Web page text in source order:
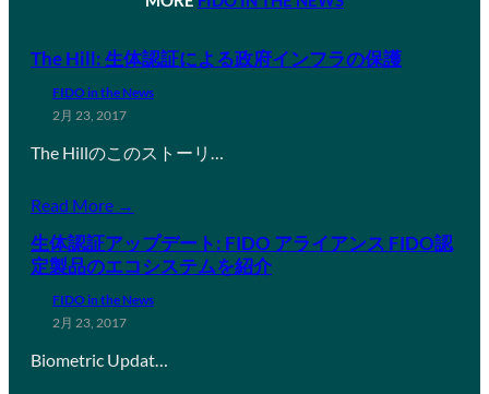
The Hill: 生体認証による政府インフラの保護
FIDO in the News
2月 23, 2017
The Hillのこのストーリ…
Read More →
生体認証アップデート: FIDO アライアンス FIDO認
定製品のエコシステムを紹介
FIDO in the News
2月 23, 2017
Biometric Updat…